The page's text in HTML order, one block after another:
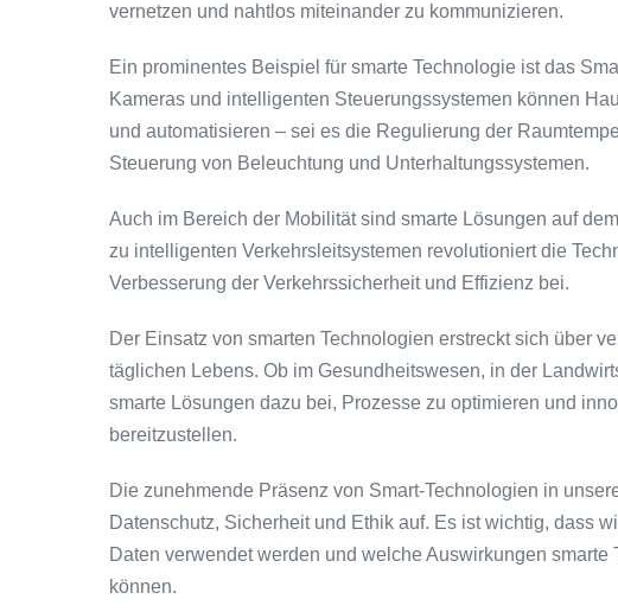
vernetzen und nahtlos miteinander zu kommunizieren.
Ein prominentes Beispiel für smarte Technologie ist das
Kameras und intelligenten Steuerungssystemen können
und automatisieren – sei es die Regulierung der
Steuerung von Beleuchtung und Unterhaltungssystemen.
Auch im Bereich der Mobilität sind smarte Lösungen auf
zu intelligenten Verkehrsleitsystemen revolutioniert die
Verbesserung der Verkehrssicherheit und Effizienz bei.
Der Einsatz von smarten Technologien erstreckt sich über
täglichen Lebens. Ob im Gesundheitswesen, in der
smarte Lösungen dazu bei, Prozesse zu optimieren und
bereitzustellen.
Die zunehmende Präsenz von Smart-Technologien in
Datenschutz, Sicherheit und Ethik auf. Es ist wichtig, dass
Daten verwendet werden und welche Auswirkungen
können.